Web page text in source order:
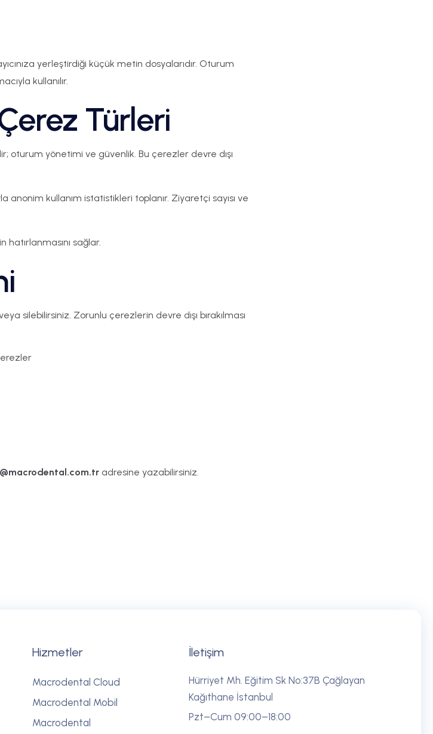
yerleştirdiği küçük metin dosyalarıdır. Oturum
kullanılır.
Türleri
oturum yönetimi ve güvenlik. Bu çerezler devre dışı
anonim kullanım istatistikleri toplanır. Ziyaretçi sayısı ve
sağlar.
silebilirsiniz. Zorunlu çerezlerin devre dışı bırakılması
adresine yazabilirsiniz.
Hizmetler
Macrodental Cloud
Macrodental Mobil
Macrodental
İletişim
Hürriyet Mh. Eğitim Sk No:37B Çağlayan
Kağıthane İstanbul
Pzt–Cum 09:00–18:00